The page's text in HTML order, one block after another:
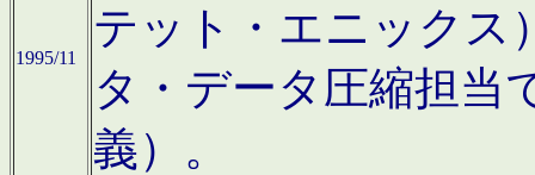
1995/11
テット・エニックス
タ・データ圧縮担当
義）。